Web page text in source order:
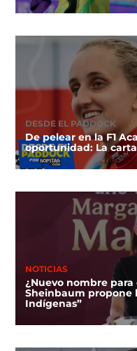
DESDE EL PADDOCK
De pelear en la F1
oportunidad: La
NOTICIAS
¿Nuevo nombre para
Sheinbaum propone
Indígenas”